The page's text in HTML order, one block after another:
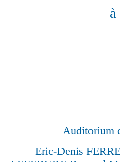
Auditorium
Eric-Denis